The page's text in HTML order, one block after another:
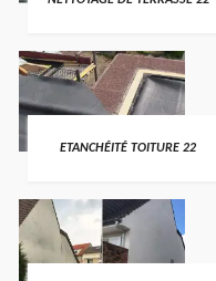
ETANCHÉITÉ TOITURE 22